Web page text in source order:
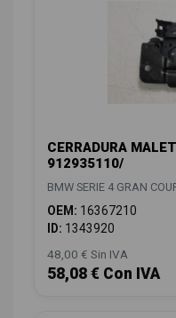
CERRADURA
912935110/
BMW SERIE 4 GRAN
OEM: 16367210
ID: 1343920
48,00 € Sin IVA
58,08 € Con IVA